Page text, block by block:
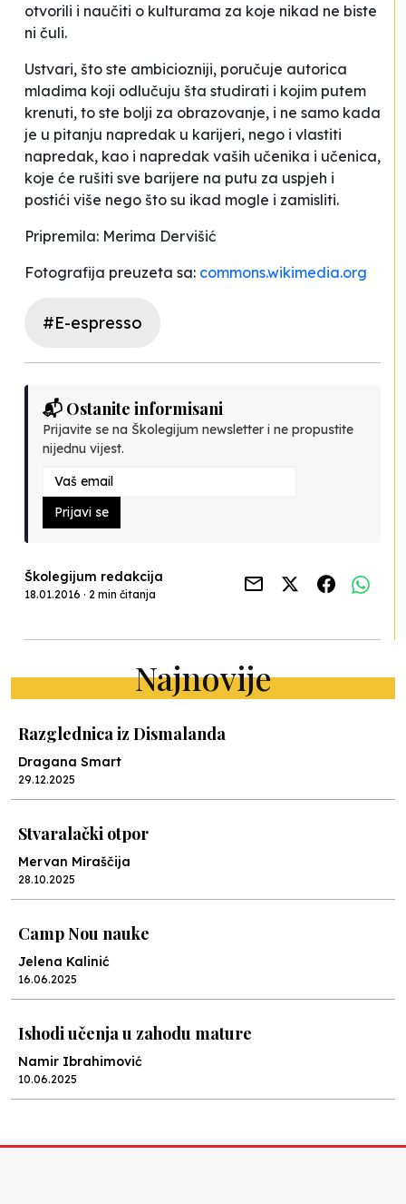
otvorili i naučiti o kulturama za koje nikad ne biste
ni čuli.
Ustvari, što ste ambiciozniji, poručuje autorica
mladima koji odlučuju šta studirati i kojim putem
krenuti, to ste bolji za obrazovanje, i ne samo kada
je u pitanju napredak u karijeri, nego i vlastiti
napredak, kao i napredak vaših učenika i učenica,
koje će rušiti sve barijere na putu za uspjeh i
postići više nego što su ikad mogle i zamisliti.
Pripremila: Merima Dervišić
Fotografija preuzeta sa: commons.wikimedia.org
#E-espresso
📬 Ostanite informisani
Prijavite se na Školegijum newsletter i ne propustite
nijednu vijest.
Prijavi se
Školegijum redakcija
18.01.2016 · 2 min čitanja
Najnovije
Razglednica iz Dismalanda
Dragana Smart
29.12.2025
Stvaralački otpor
Mervan Miraščija
28.10.2025
Camp Nou nauke
Jelena Kalinić
16.06.2025
Ishodi učenja u zahodu mature
Namir Ibrahimović
10.06.2025